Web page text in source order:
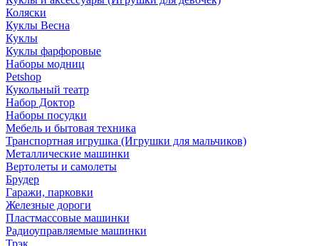
Коляски
Куклы Весна
Куклы
Куклы фарфоровые
Наборы модниц
Petshop
Кукольный театр
Набор Доктор
Наборы посудки
Мебель и бытовая техника
Транспортная игрушка (Игрушки для мальчиков)
Металлические машинки
Вертолеты и самолеты
Брудер
Гаражи, парковки
Железные дороги
Пластмассовые машинки
Радиоуправляемые машинки
Трэк